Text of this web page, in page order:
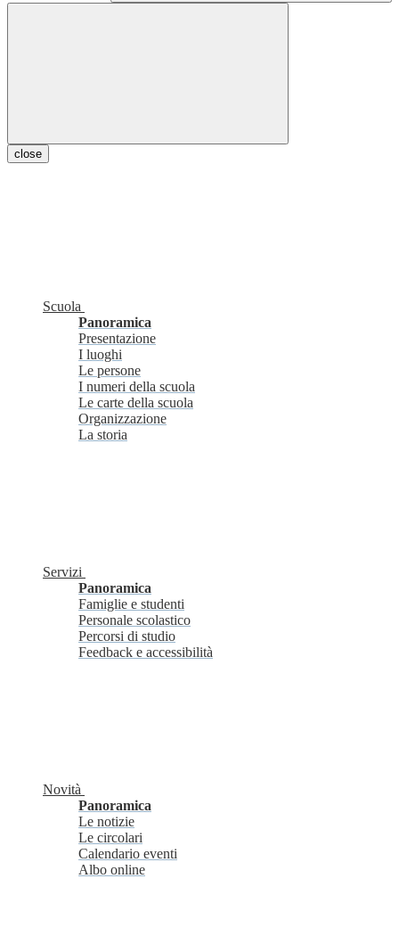
close
Scuola
Panoramica
Presentazione
I luoghi
Le persone
I numeri della scuola
Le carte della scuola
Organizzazione
La storia
Servizi
Panoramica
Famiglie e studenti
Personale scolastico
Percorsi di studio
Feedback e accessibilità
Novità
Panoramica
Le notizie
Le circolari
Calendario eventi
Albo online